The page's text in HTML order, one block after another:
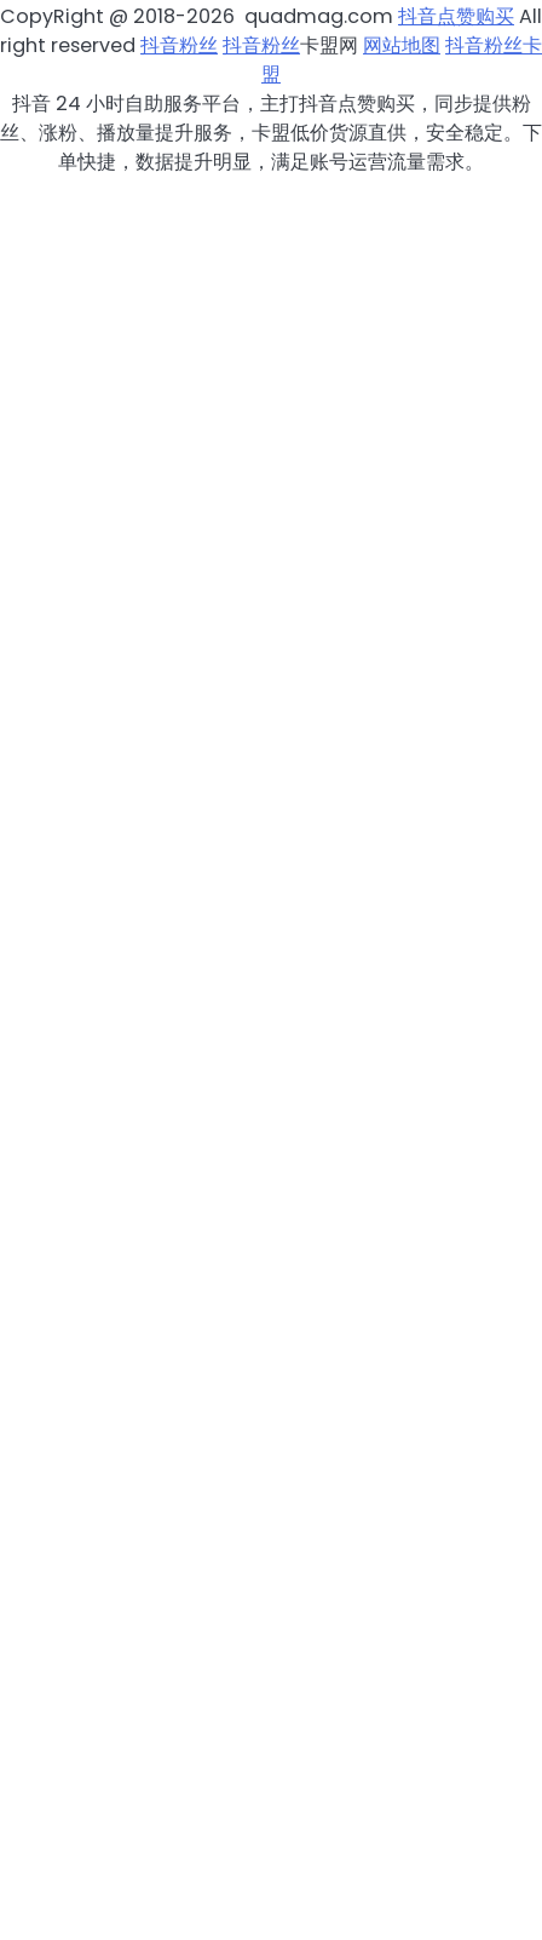
CopyRight @ 2018-2026 quadmag.com 抖音点赞购买All
right reserved 抖音粉丝抖音粉丝卡盟网 网站地图 抖音粉丝卡
盟
抖音 24 小时自助服务平台，主打抖音点赞购买，同步提供粉
丝、涨粉、播放量提升服务，卡盟低价货源直供，安全稳定。下
单快捷，数据提升明显，满足账号运营流量需求。